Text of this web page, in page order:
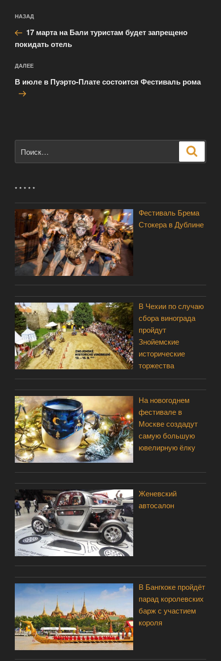
по
записям
Предыдущая
запись:
НАЗАД
17 марта на Бали туристам будет запрещено
покидать отель
Следующая
запись
ДАЛЕЕ
В июле в Пуэрто-Плате состоится Фестиваль рома
* * * * *
Фестиваль Брема
Стокера в Дублине
В Чехии по случаю
сбора винограда
пройдут
Знойемские
исторические
торжества
На новогоднем
фестивале в
Москве создадут
самую большую
ювелирную ёлку
Женевский
автосалон
В Бангкоке пройдёт
парад королевских
барж с участием
короля